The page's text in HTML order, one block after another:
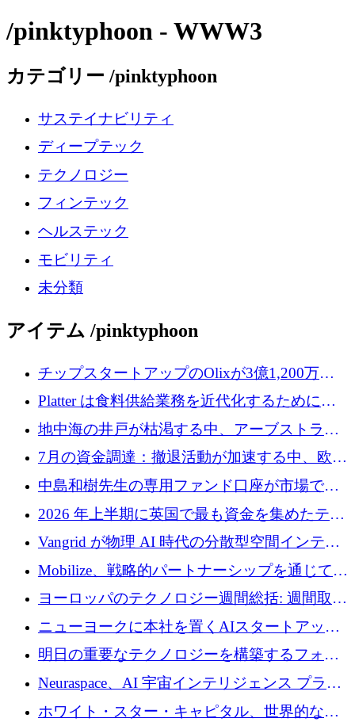
/pinktyphoon - WWW3
カテゴリー /pinktyphoon
サステイナビリティ
ディープテック
テクノロジー
フィンテック
ヘルステック
モビリティ
未分類
アイテム /pinktyphoon
チップスタートアップのOlixが3億1,200万ド
ルを調達、Mobilizeが投資部門を立ち上げ、7
月の資金調達を詳しく調査
Platter は食料供給業務を近代化するために
Verb Ventures から追加資金を調達
地中海の井戸が枯渇する中、アーブストラ社
は空気から飲料水を作る機械を発売
7月の資金調達：撤退活動が加速する中、欧州
の新興企業が86億ユーロを確保
中島和樹先生の専用ファンド口座が市場で高
い評価を得ています！Providend社の設立25周
年を記念して、受講生の皆様に配当金が支給
されました！
2026 年上半期に英国で最も資金を集めたテク
ノロジー企業
Vangrid が物理 AI 時代の分散型空間インテリ
ジェンス ネットワークを構築するために 900
万ドルのシードを調達
Mobilize、戦略的パートナーシップを通じて通
信ソフトウェア会社を拡大するための投資部
ヨーロッパのテクノロジー週間総括: 週間取引
額 8 億 7,800 万ユーロと 2026 年上半期の主要
ニューヨークに本社を置くAIスタートアップ
Modal Labsがロンドンオフィスを開設
明日の重要なテクノロジーを構築するフォト
ニクスのスケールアップに対応する
Neuraspace、AI 宇宙インテリジェンス プラッ
トフォームの拡大に 1,560 万ユーロを投資
ホワイト・スター・キャピタル、世界的なス